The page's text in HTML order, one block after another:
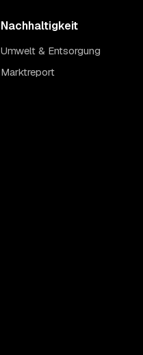
Nachhaltigkeit
Umwelt & Entsorgung
Marktreport